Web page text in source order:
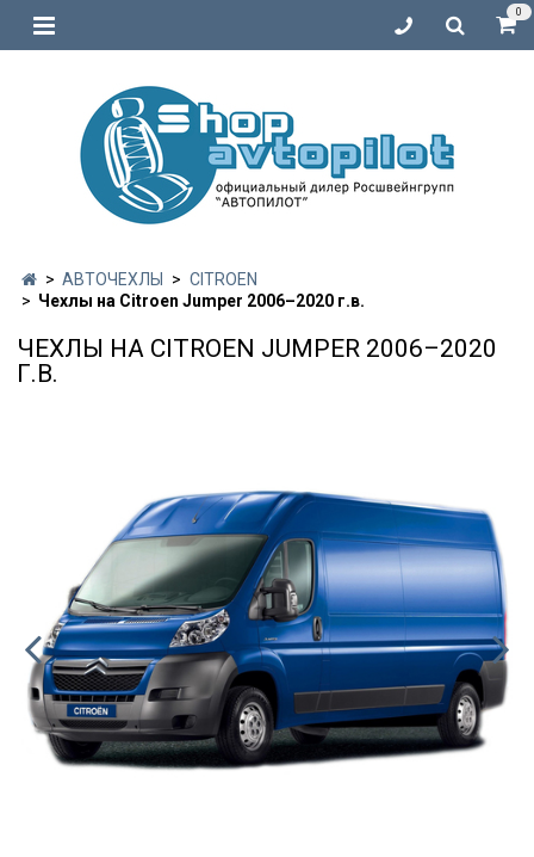
0
АВТОЧЕХЛЫ
CITROEN
Чехлы на Citroen Jumper 2006–2020 г.в.
ЧЕХЛЫ НА CITROEN JUMPER 2006–2020
Г.В.